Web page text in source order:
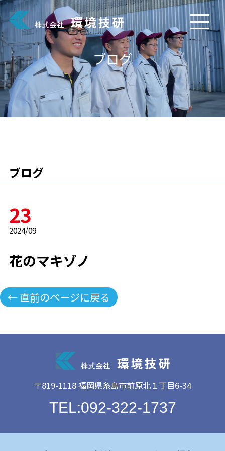
ブログ
ブログ
23
2024/09
花のマキゾノ
← 直前のページに戻る
〒819-1118 福岡県糸島市前原北１丁目6-34
TEL:092-322-1737